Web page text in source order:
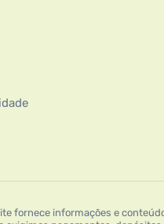
fornece informações e